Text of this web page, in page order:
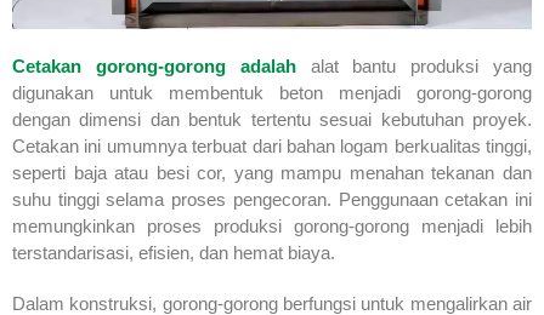
Cetakan gorong-gorong adalahalat bantu produksi yang
digunakan untuk membentuk beton menjadi gorong-gorong
dengan dimensi dan bentuk tertentu sesuai kebutuhan proyek.
Cetakan ini umumnya terbuat dari bahan logam berkualitas tinggi,
seperti baja atau besi cor, yang mampu menahan tekanan dan
suhu tinggi selama proses pengecoran. Penggunaan cetakan ini
memungkinkan proses produksi gorong-gorong menjadi lebih
terstandarisasi, efisien, dan hemat biaya.
Dalam konstruksi, gorong-gorong berfungsi untuk mengalirkan air